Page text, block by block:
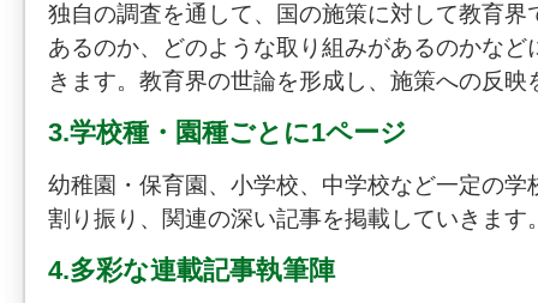
独自の調査を通して、国の施策に対して教育界
あるのか、どのような取り組みがあるのかなど
きます。教育界の世論を形成し、施策への反映
3.学校種・園種ごとに1ページ
幼稚園・保育園、小学校、中学校など一定の学
割り振り、関連の深い記事を掲載していきます
4.多彩な連載記事執筆陣